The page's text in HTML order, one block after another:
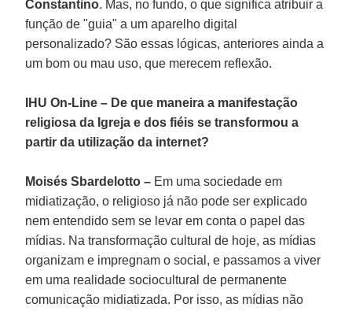
Constantino. Mas, no fundo, o que significa atribuir a
função de "guia" a um aparelho digital
personalizado? São essas lógicas, anteriores ainda a
um bom ou mau uso, que merecem reflexão.
IHU On-Line – De que maneira a manifestação
religiosa da Igreja e dos fiéis se transformou a
partir da utilização da internet?
Moisés Sbardelotto – Em uma sociedade em
midiatização, o religioso já não pode ser explicado
nem entendido sem se levar em conta o papel das
mídias. Na transformação cultural de hoje, as mídias
organizam e impregnam o social, e passamos a viver
em uma realidade sociocultural de permanente
comunicação midiatizada. Por isso, as mídias não